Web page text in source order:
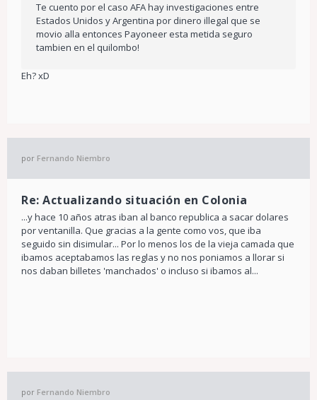
Te cuento por el caso AFA hay investigaciones entre
Estados Unidos y Argentina por dinero illegal que se
movio alla entonces Payoneer esta metida seguro
tambien en el quilombo!
Eh? xD
por Fernando Niembro
Re: Actualizando situación en Colonia
...y hace 10 años atras iban al banco republica a sacar dolares
por ventanilla. Que gracias a la gente como vos, que iba
seguido sin disimular... Por lo menos los de la vieja camada que
ibamos aceptabamos las reglas y no nos poniamos a llorar si
nos daban billetes 'manchados' o incluso si ibamos al...
por Fernando Niembro